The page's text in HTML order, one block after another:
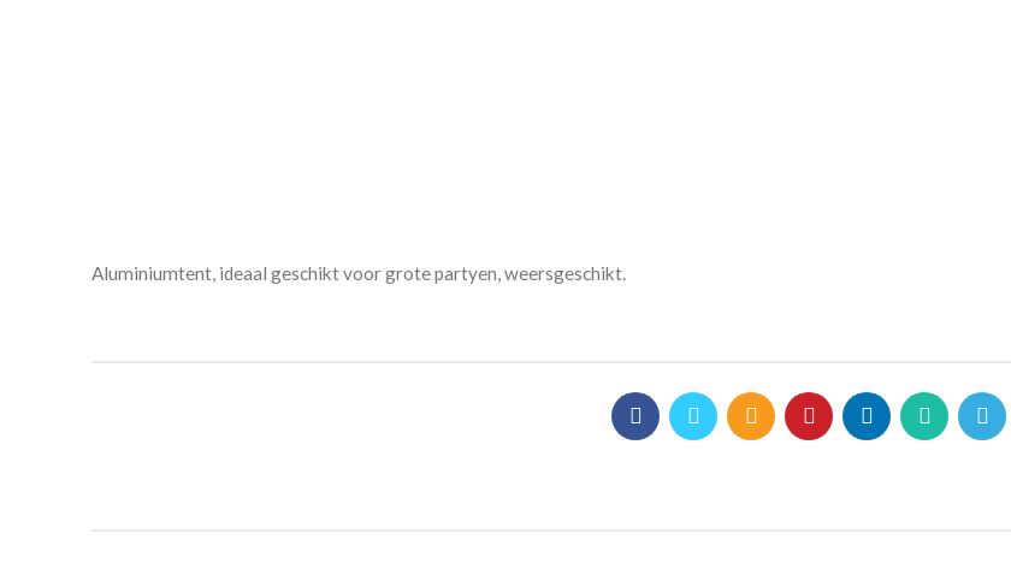
Aluminiumtent, ideaal geschikt voor grote partyen, weersgeschikt.